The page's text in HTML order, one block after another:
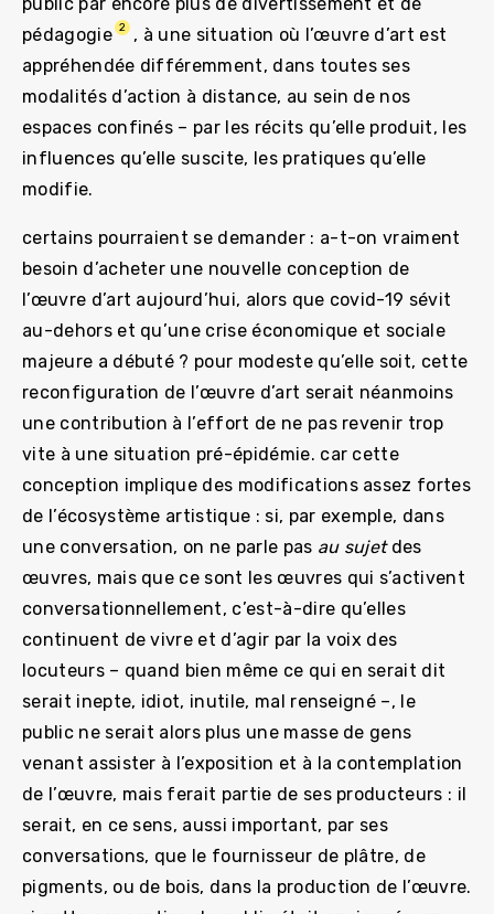
public par encore plus de divertissement et de
pédagogie 2
, à une situation où l’œuvre d’art est
appréhendée différemment, dans toutes ses
modalités d’action à distance, au sein de nos
espaces confinés – par les récits qu’elle produit, les
influences qu’elle suscite, les pratiques qu’elle
modifie.
certains pourraient se demander : a-t-on vraiment
besoin d’acheter une nouvelle conception de
l’œuvre d’art aujourd’hui, alors que covid-19 sévit
au-dehors et qu’une crise économique et sociale
majeure a débuté ? pour modeste qu’elle soit, cette
reconfiguration de l’œuvre d’art serait néanmoins
une contribution à l’effort de ne pas revenir trop
vite à une situation pré-épidémie. car cette
conception implique des modifications assez fortes
de l’écosystème artistique : si, par exemple, dans
une conversation, on ne parle pas au sujetdes
œuvres, mais que ce sont les œuvres qui s’activent
conversationnellement, c’est-à-dire qu’elles
continuent de vivre et d’agir par la voix des
locuteurs – quand bien même ce qui en serait dit
serait inepte, idiot, inutile, mal renseigné –, le
public ne serait alors plus une masse de gens
venant assister à l’exposition et à la contemplation
de l’œuvre, mais ferait partie de ses producteurs : il
serait, en ce sens, aussi important, par ses
conversations, que le fournisseur de plâtre, de
pigments, ou de bois, dans la production de l’œuvre.